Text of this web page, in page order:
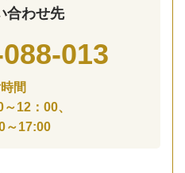
合わせ先
013
時間
12：00、
～17:00